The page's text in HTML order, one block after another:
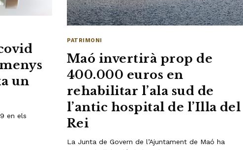
un
en els
PATRIMONI
Maó invertirà prop de
400.000 euros en
rehabilitar l’ala sud de
l’antic hospital de l’Illa del
Rei
La Junta de Govern de l’Ajuntament de Maó ha